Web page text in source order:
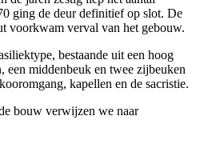
ging de deur definitief op slot. De
voorkwam verval van het gebouw.
bestaande uit een hoog
een middenbeuk en twee zijbeuken
kapellen en de sacristie.
bouw verwijzen we naar